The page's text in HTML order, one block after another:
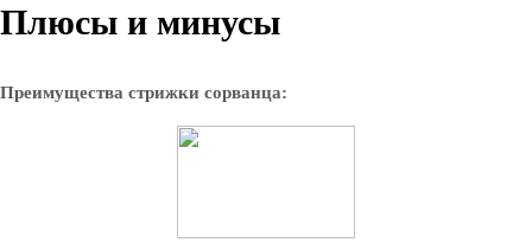
Плюсы и минусы
Преимущества стрижки сорванца: